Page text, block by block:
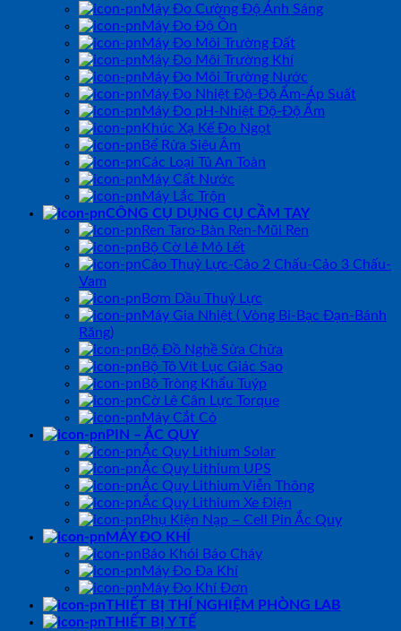
Máy Đo Cường Độ Ánh Sáng
Máy Đo Độ Ồn
Máy Đo Môi Trường Đất
Máy Đo Môi Trường Khí
Máy Đo Môi Trường Nước
Máy Đo Nhiệt Độ-Độ Ẩm-Áp Suất
Máy Đo pH-Nhiệt Độ-Độ Ẩm
Khúc Xạ Kế Đo Ngọt
Bể Rửa Siêu Âm
Các Loại Tủ An Toàn
Máy Cất Nước
Máy Lắc Trộn
CÔNG CỤ DỤNG CỤ CẦM TAY
Ren Taro-Bàn Ren-Mũi Ren
Bộ Cờ Lê Mỏ Lết
Cảo Thuỷ Lực-Cảo 2 Chấu-Cảo 3 Chấu-
Vam
Bơm Dầu Thuỷ Lực
Máy Gia Nhiệt ( Vòng Bi-Bạc Đạn-Bánh
Răng)
Bộ Đồ Nghề Sửa Chữa
Bộ Tô Vít Lục Giác Sao
Bộ Tròng Khẩu Tuýp
Cờ Lê Cân Lực Torque
Máy Cắt Cỏ
PIN – ẮC QUY
Ắc Quy Lithium Solar
Ắc Quy Lithium UPS
Ắc Quy Lithium Viễn Thông
Ắc Quy Lithium Xe Điện
Phụ Kiện Nạp – Cell Pin Ắc Quy
MÁY ĐO KHÍ
Báo Khói Báo Cháy
Máy Đo Đa Khí
Máy Đo Khí Đơn
THIẾT BỊ THÍ NGHIỆM PHÒNG LAB
THIẾT BỊ Y TẾ